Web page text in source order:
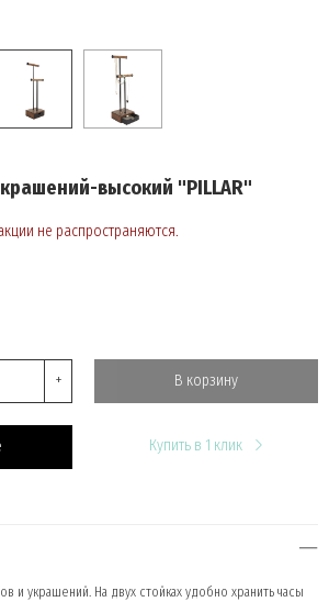
высокий "PILLAR"
не распространяются.
+ В корзину
Купить в 1 клик
и украшений. На двух стойках удобно хранить часы